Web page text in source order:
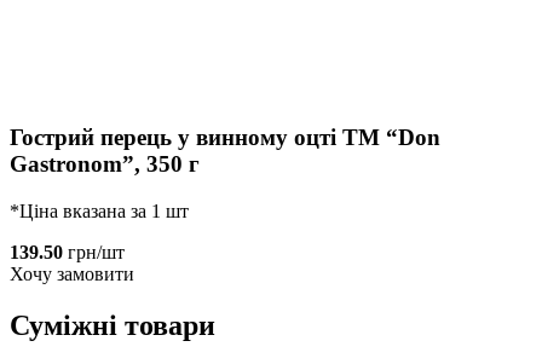
Гострий перець у винному оцті ТМ “Don
Gastronom”, 350 г
*Ціна вказана за 1 шт
139.50 грн/шт
Хочу замовити
Суміжні товари